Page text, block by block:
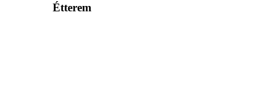
Étterem